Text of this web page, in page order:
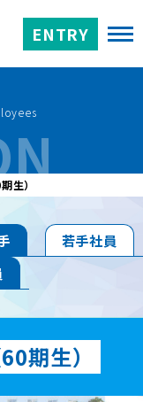
ENTRY
生）
若手社員
期生）